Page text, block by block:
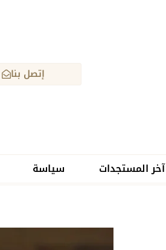
إتصل بنا
آخر المستجدات سياسة